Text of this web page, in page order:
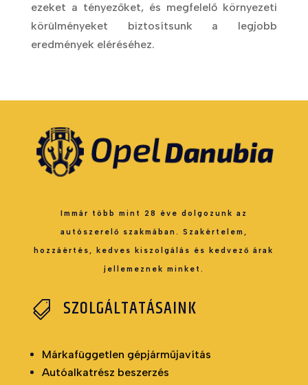
ezeket a tényezőket, és megfelelő környezeti
körülményeket biztosítsunk a legjobb
eredmények eléréséhez.
Immár több mint 28 éve dolgozunk az
autószerelő szakmában. Szakértelem,
hozzáértés, kedves kiszolgálás és kedvező árak
jellemeznek minket.
 SZOLGÁLTATÁSAINK
Márkafüggetlen gépjárműjavítás
Autóalkatrész beszerzés